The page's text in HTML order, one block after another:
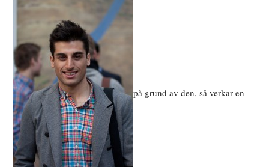
på grund av den, så verkar en